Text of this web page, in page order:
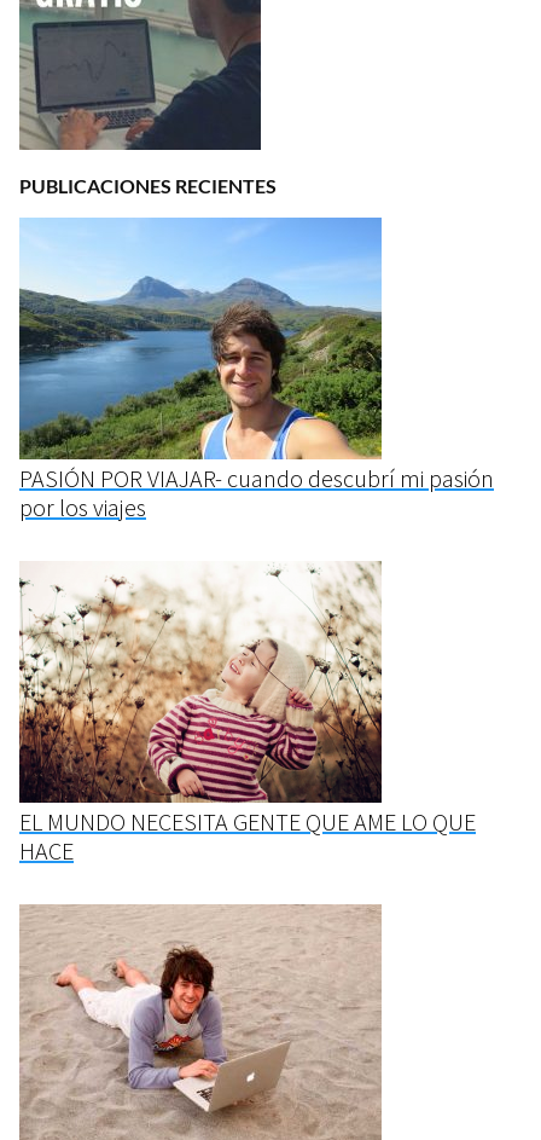
PUBLICACIONES RECIENTES
PASIÓN POR VIAJAR- cuando descubrí mi pasión
por los viajes
EL MUNDO NECESITA GENTE QUE AME LO QUE
HACE